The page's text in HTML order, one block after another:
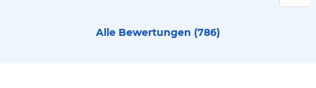
Alle Bewertungen (786)